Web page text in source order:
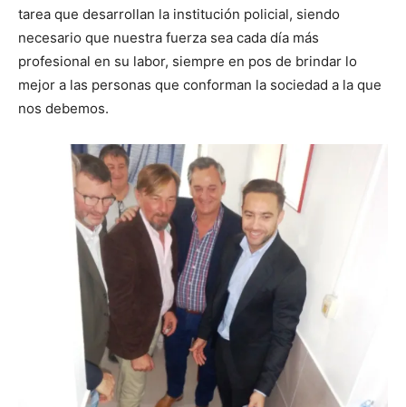
tarea que desarrollan la institución policial, siendo
necesario que nuestra fuerza sea cada día más
profesional en su labor, siempre en pos de brindar lo
mejor a las personas que conforman la sociedad a la que
nos debemos.